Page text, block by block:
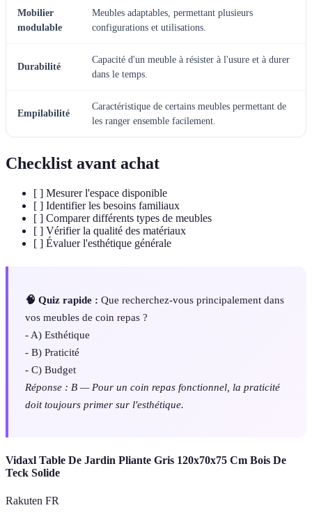
Mobilier
modulable
Meubles adaptables, permettant plusieurs
configurations et utilisations.
Durabilité
Capacité d'un meuble à résister à l'usure et à durer
dans le temps.
Empilabilité
Caractéristique de certains meubles permettant de
les ranger ensemble facilement.
Checklist avant achat
[ ] Mesurer l'espace disponible
[ ] Identifier les besoins familiaux
[ ] Comparer différents types de meubles
[ ] Vérifier la qualité des matériaux
[ ] Évaluer l'esthétique générale
🧠 Quiz rapide : Que recherchez-vous principalement dans
vos meubles de coin repas ?
- A) Esthétique
- B) Praticité
- C) Budget
Réponse : B — Pour un coin repas fonctionnel, la praticité
doit toujours primer sur l'esthétique.
Vidaxl Table De Jardin Pliante Gris 120x70x75 Cm Bois De
Teck Solide
Rakuten FR